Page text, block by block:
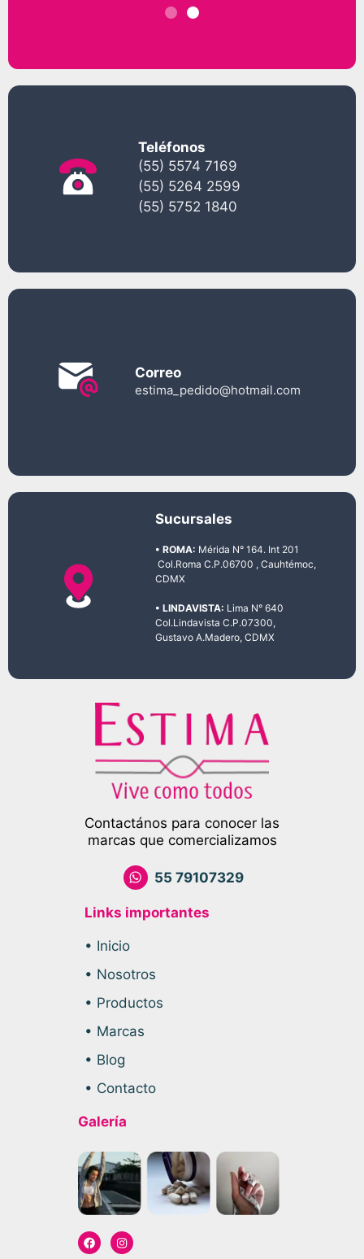
Teléfonos
(55) 5574 7169
(55) 5264 2599
(55) 5752 1840
Correo
estima_pedido@hotmail.com
Sucursales
• ROMA: Mérida N° 164. Int 201
Col.Roma C.P.06700 , Cauhtémoc,
CDMX
• LINDAVISTA: Lima N° 640
Col.Lindavista C.P.07300,
Gustavo A.Madero, CDMX
Contactános para conocer las
marcas que comercializamos
55 79107329
Links importantes
• Inicio
• Nosotros
• Productos
• Marcas
• Blog
• Contacto
Galería